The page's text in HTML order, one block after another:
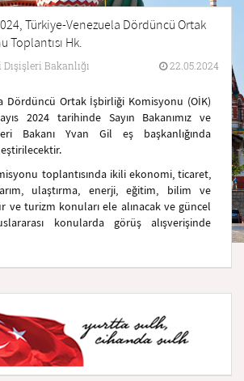
Türkiye-Venezuela Dördüncü Ortak
Toplantısı Hk.
Bakanlığı 22.05.2024
Dördüncü Ortak İşbirliği Komisyonu (OİK)
2024 tarihinde Sayın Bakanımız ve
Bakanı Yvan Gil eş başkanlığında
toplantısında ikili ekonomi, ticaret,
ulaştırma, enerji, eğitim, bilim ve
turizm konuları ele alınacak ve güncel
konularda görüş alışverişinde